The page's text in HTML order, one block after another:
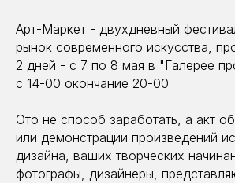
Арт-Маркет - двухдневный
рынок современного искусства,
2 дней - с 7 по 8 мая в "Галерее
с 14-00 окончание 20-00
Это не способ заработать, а акт
или демонстрации произведений
дизайна, ваших творческих
фотографы, дизайнеры,